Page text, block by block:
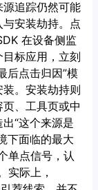
追踪仍然可能
安装劫持。点
在设备侧监
标应用，立刻
后点击归因”模
。安装劫持则
、工具页或中
“这个来源是
下面临的最大
单点信号，认
实际上，